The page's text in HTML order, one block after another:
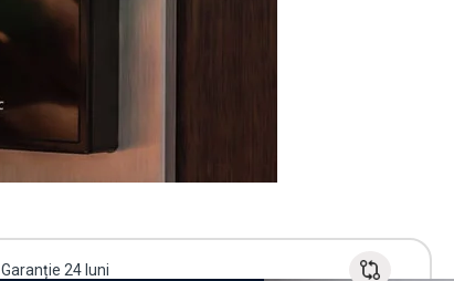
Garanție 24 luni